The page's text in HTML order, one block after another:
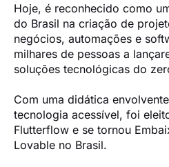
Hoje, é reconhecido como
do Brasil na criação de
negócios, automações e
milhares de pessoas a
soluções tecnológicas do
Com uma didática
tecnologia acessível, foi
Flutterflow e se tornou
Lovable no Brasil.